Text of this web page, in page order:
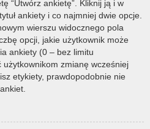
“Utwórz ankietę”. Kliknij ją i w
ankiety i co najmniej dwie opcje.
wierszu widocznego pola
opcji, jakie użytkownik może
ankiety (0 – bez limitu
zmianę wcześniej
etykiety, prawdopodobnie nie